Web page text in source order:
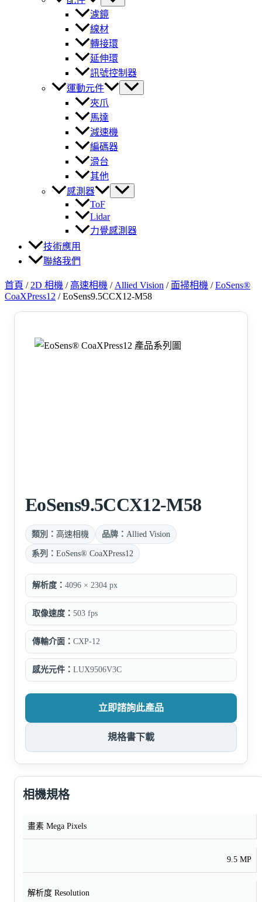
濾鏡
線材
轉接環
延伸環
訊號控制器
運動元件
夾爪
馬達
減速機
編碼器
滑台
其他
感測器
ToF
Lidar
力覺感測器
技術應用
聯絡我們
首頁 / 2D 相機 / 高速相機 / Allied Vision / 面掃相機 /EoSens®
CoaXPress12 /EoSens9.5CCX12-M58
EoSens9.5CCX12-M58
類別： 高速相機 品牌： Allied Vision
系列： EoSens® CoaXPress12
解析度： 4096 × 2304 px
取像速度： 503 fps
傳輸介面： CXP-12
感光元件： LUX9506V3C
立即諮詢此產品
規格書下載
相機規格
畫素 Mega Pixels
9.5 MP
解析度 Resolution